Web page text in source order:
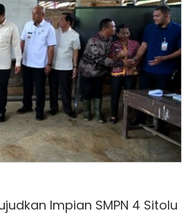
Impian SMPN 4 Sitolu